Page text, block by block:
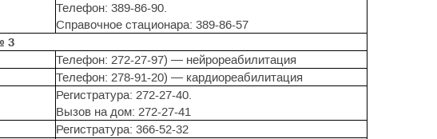
Телефон: 389-86-90.
Справочное стационара: 389-86-57
3
Телефон: 272-27-97) — нейрореабилитация
Телефон: 278-91-20) — кардиореабилитация
Регистратура: 272-27-40.
Вызов на дом: 272-27-41
Регистратура: 366-52-32